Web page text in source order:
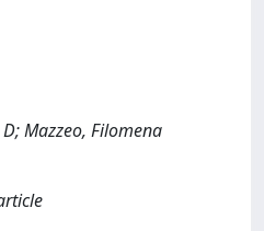
Mazzeo, Filomena